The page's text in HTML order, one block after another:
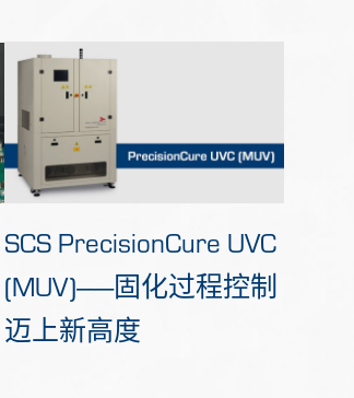
SCS PrecisionCure UVC
(MUV)——固化过程控制
迈上新高度